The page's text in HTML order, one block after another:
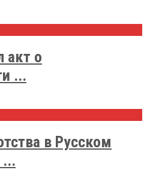
акт о
...
в Русском